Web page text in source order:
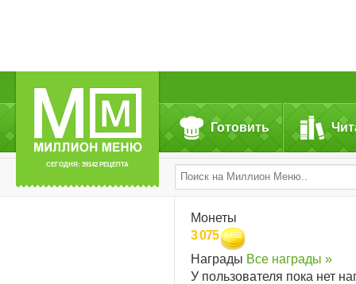
СЕГОДНЯ: 39142 РЕЦЕПТА
Готовить
Монеты
3 075
Награды Все награды »
У пользователя пока нет